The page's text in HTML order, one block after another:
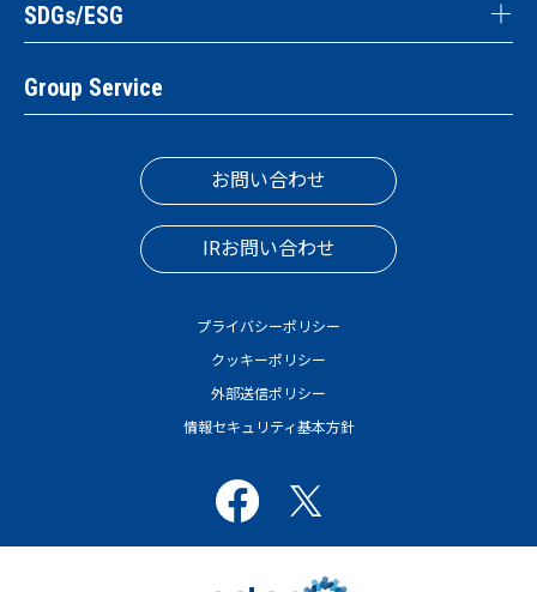
SDGs/ESG
Group Service
お問い合わせ
IRお問い合わせ
プライバシーポリシー
クッキーポリシー
外部送信ポリシー
情報セキュリティ基本方針